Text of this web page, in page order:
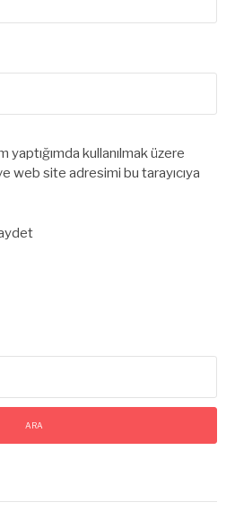
kullanılmak üzere
web site adresimi bu tarayıcıya